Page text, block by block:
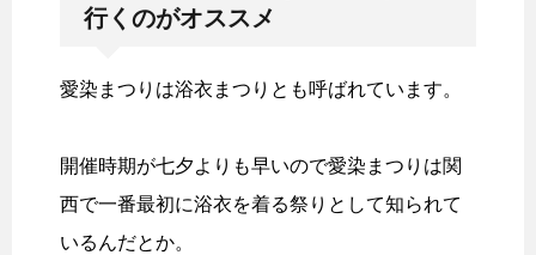
行くのがオススメ
愛染まつりは浴衣まつりとも呼ばれています。
開催時期が七夕よりも早いので愛染まつりは関
西で一番最初に浴衣を着る祭りとして知られて
いるんだとか。